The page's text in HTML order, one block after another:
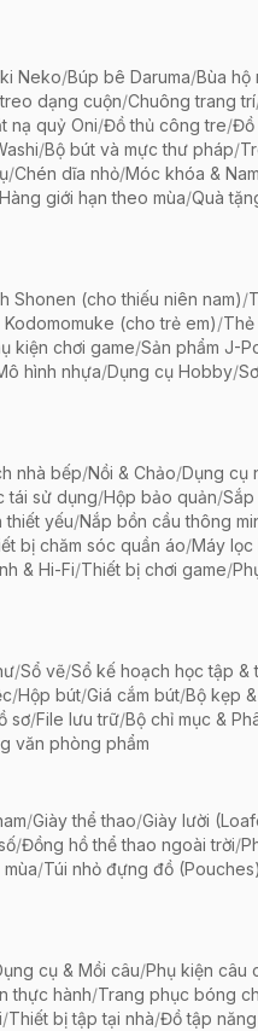
Neko/Búp bê Daruma/Bùa hộ
dạng cuộn/Chuông trang trí
nạ quỷ Oni/Đồ thủ công tre/Đồ
/Bộ bút và mực thư pháp/
/Chén dĩa nhỏ/Móc khóa &
Hàng giới hạn theo mùa/Quà
Shonen (cho thiếu niên nam)/
Kodomomuke (cho trẻ em)/
kiện chơi game/Sản phẩm J-
hình nhựa/Dụng cụ Hobby/
nhà bếp/Nồi & Chảo/Dụng cụ
tái sử dụng/Hộp bảo quản/
thiết yếu/Nắp bồn cầu thông
bị chăm sóc quần áo/Máy
& Hi-Fi/Thiết bị chơi game/
/Sổ vẽ/Sổ kế hoạch học tập &
/Hộp bút/Giá cắm bút/Bộ kẹp
sơ/File lưu trữ/Bộ chỉ mục &
văn phòng phẩm
/Giày thể thao/Giày lười
/Đồng hồ thể thao ngoài trời/
/Túi nhỏ đựng đồ (Pouches)
cụ & Mồi câu/Phụ kiện câu
thực hành/Trang phục bóng
/Thiết bị tập tại nhà/Đồ tập